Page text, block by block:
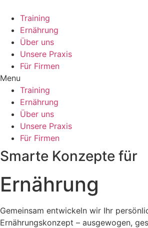
Training
Ernährung
Über uns
Unsere Praxis
Für Firmen
Menu
Training
Ernährung
Über uns
Unsere Praxis
Für Firmen
Smarte Konzepte für
Ernährung
Gemeinsam entwickeln wir Ihr
Ernährungskonzept – ausgewogen,